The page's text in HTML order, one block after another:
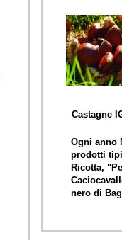
Castagne
Ogni anno
prodotti
Ricotta,
nero di